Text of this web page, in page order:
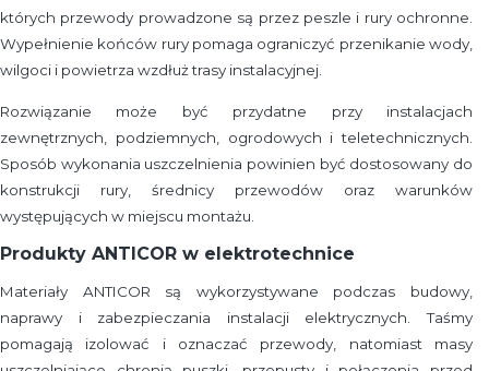
których przewody prowadzone są przez peszle i rury ochronne.
Wypełnienie końców rury pomaga ograniczyć przenikanie wody,
wilgoci i powietrza wzdłuż trasy instalacyjnej.
Rozwiązanie może być przydatne przy instalacjach
zewnętrznych, podziemnych, ogrodowych i teletechnicznych.
Sposób wykonania uszczelnienia powinien być dostosowany do
konstrukcji rury, średnicy przewodów oraz warunków
występujących w miejscu montażu.
Produkty ANTICOR w elektrotechnice
Materiały ANTICOR są wykorzystywane podczas budowy,
naprawy i zabezpieczania instalacji elektrycznych. Taśmy
pomagają izolować i oznaczać przewody, natomiast masy